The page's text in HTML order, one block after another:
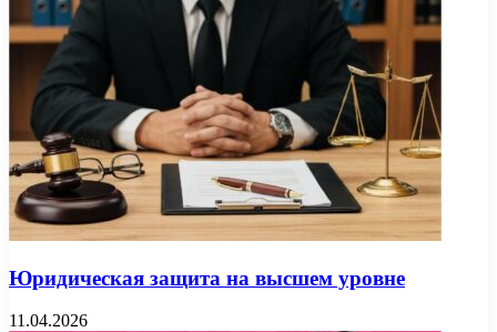
Юридическая защита на высшем уровне
11.04.2026